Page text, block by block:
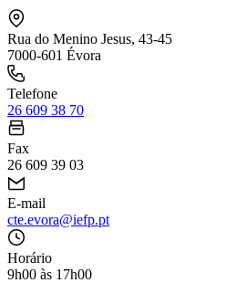
Rua do Menino Jesus, 43-45
7000-601 Évora
Telefone
26 609 38 70
Fax
26 609 39 03
E-mail
cte.evora@iefp.pt
Horário
9h00 às 17h00